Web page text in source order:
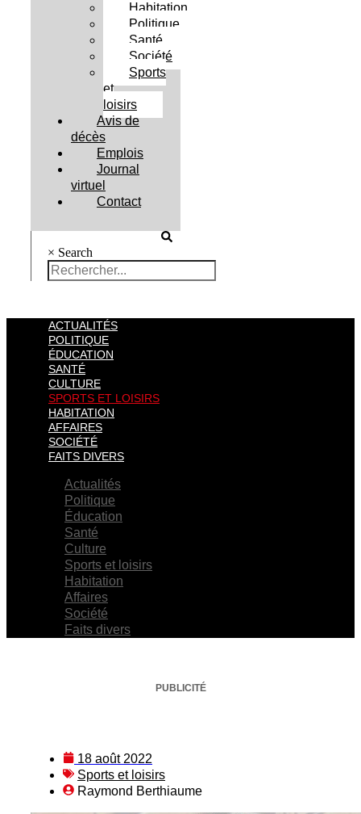
Habitation
Politique
Santé
Société
Sports
et
loisirs
Avis de
décès
Emplois
Journal
virtuel
Contact
× Search
ACTUALITÉS
POLITIQUE
ÉDUCATION
SANTÉ
CULTURE
SPORTS ET LOISIRS
HABITATION
AFFAIRES
SOCIÉTÉ
FAITS DIVERS
Actualités
Politique
Éducation
Santé
Culture
Sports et loisirs
Habitation
Affaires
Société
Faits divers
PUBLICITÉ
18 août 2022
Sports et loisirs
Raymond Berthiaume